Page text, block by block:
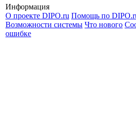
Информация
О проекте DIPO.ru Помощь по
Возможности системы Что нового
ошибке